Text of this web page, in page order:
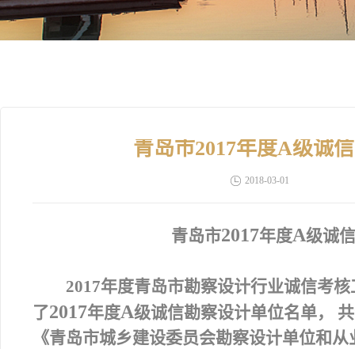
青岛市2017年度A级诚
2018-03-01
青岛市2017年度A级诚
2017年度青岛市勘察设计行业诚信考
了2017年度A级诚信勘察设计单位名单，
《青岛市城乡建设委员会勘察设计单位和